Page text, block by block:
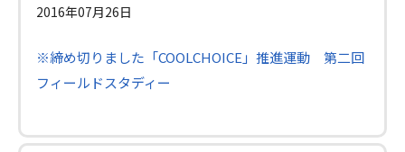
2016年07月26日
※締め切りました「COOLCHOICE」推進運動 第二回
フィールドスタディー